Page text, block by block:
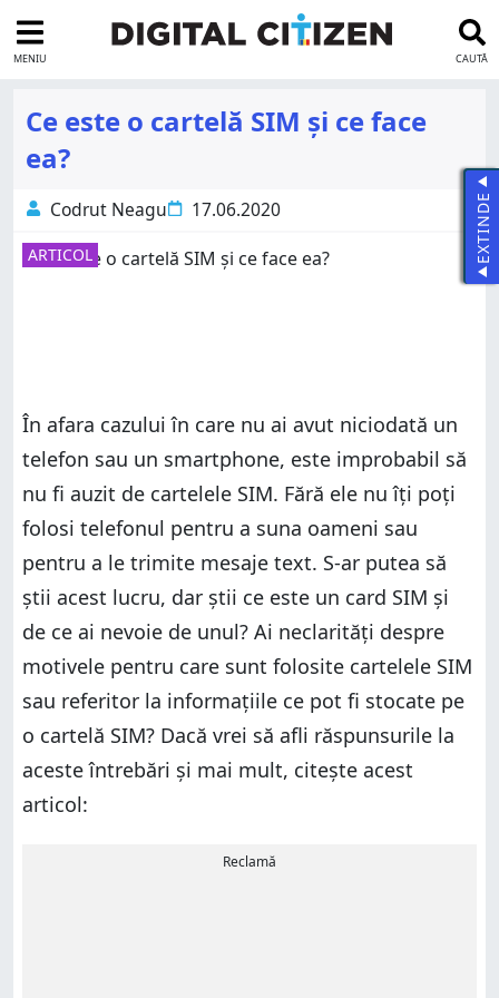
MENIU CAUTĂ
Ce este o cartelă SIM și ce face
ea?
Codrut Neagu 17.06.2020
ARTICOL
În afara cazului în care nu ai avut niciodată un
telefon sau un smartphone, este improbabil să
nu fi auzit de cartelele SIM. Fără ele nu îți poți
folosi telefonul pentru a suna oameni sau
pentru a le trimite mesaje text. S-ar putea să
știi acest lucru, dar știi ce este un card SIM și
de ce ai nevoie de unul? Ai neclarități despre
motivele pentru care sunt folosite cartelele SIM
sau referitor la informațiile ce pot fi stocate pe
o cartelă SIM? Dacă vrei să afli răspunsurile la
aceste întrebări și mai mult, citește acest
articol:
Reclamă
EXTINDE